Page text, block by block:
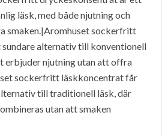
läsk, med både njutning och
smaken.|Aromhuset sockerfritt
alternativ till konventionell
erbjuder njutning utan att offra
sockerfritt läskkoncentrat får
till traditionell läsk, där
utan att smaken